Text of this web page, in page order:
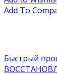
Add To
Быстрый